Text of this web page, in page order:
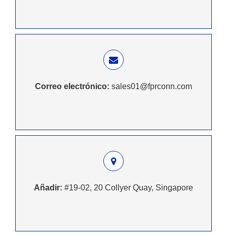
Correo electrónico: sales01@fprconn.com
Añadir: #19-02, 20 Collyer Quay, Singapore